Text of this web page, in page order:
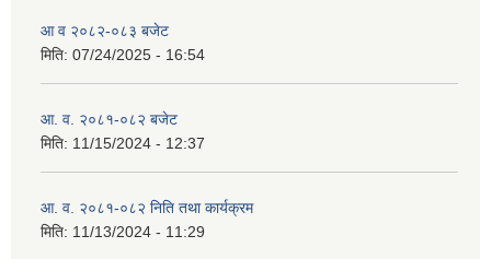
आ व २०८२-०८३ बजेट
मिति: 07/24/2025 - 16:54
आ. व. २०८१-०८२ बजेट
मिति: 11/15/2024 - 12:37
आ. व. २०८१-०८२ निति तथा कार्यक्रम
मिति: 11/13/2024 - 11:29